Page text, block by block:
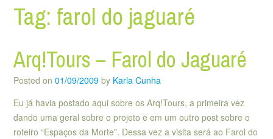
Tag: farol do jaguaré
Arq!Tours – Farol do Jaguaré
Posted on 01/09/2009 by Karla Cunha
Eu já havia postado aqui sobre os Arq!Tours, a primeira vez
dando uma geral sobre o projeto e em um outro post sobre o
roteiro “Espaços da Morte”. Dessa vez a visita será ao Farol do